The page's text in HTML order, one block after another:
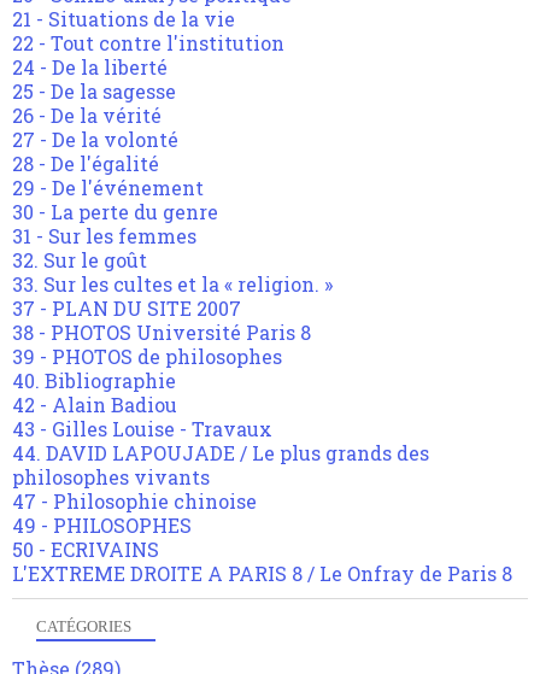
21 - Situations de la vie
22 - Tout contre l'institution
24 - De la liberté
25 - De la sagesse
26 - De la vérité
27 - De la volonté
28 - De l'égalité
29 - De l'événement
30 - La perte du genre
31 - Sur les femmes
32. Sur le goût
33. Sur les cultes et la « religion. »
37 - PLAN DU SITE 2007
38 - PHOTOS Université Paris 8
39 - PHOTOS de philosophes
40. Bibliographie
42 - Alain Badiou
43 - Gilles Louise - Travaux
44. DAVID LAPOUJADE / Le plus grands des
philosophes vivants
47 - Philosophie chinoise
49 - PHILOSOPHES
50 - ECRIVAINS
L'EXTREME DROITE A PARIS 8 / Le Onfray de Paris 8
CATÉGORIES